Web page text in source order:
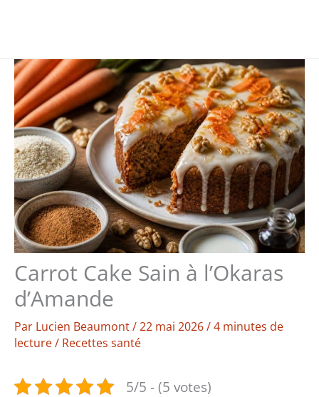
Carrot Cake Sain à l’Okaras
d’Amande
Par Lucien Beaumont/22 mai 2026/4 minutes de
lecture/ Recettes santé
5/5 - (5 votes)